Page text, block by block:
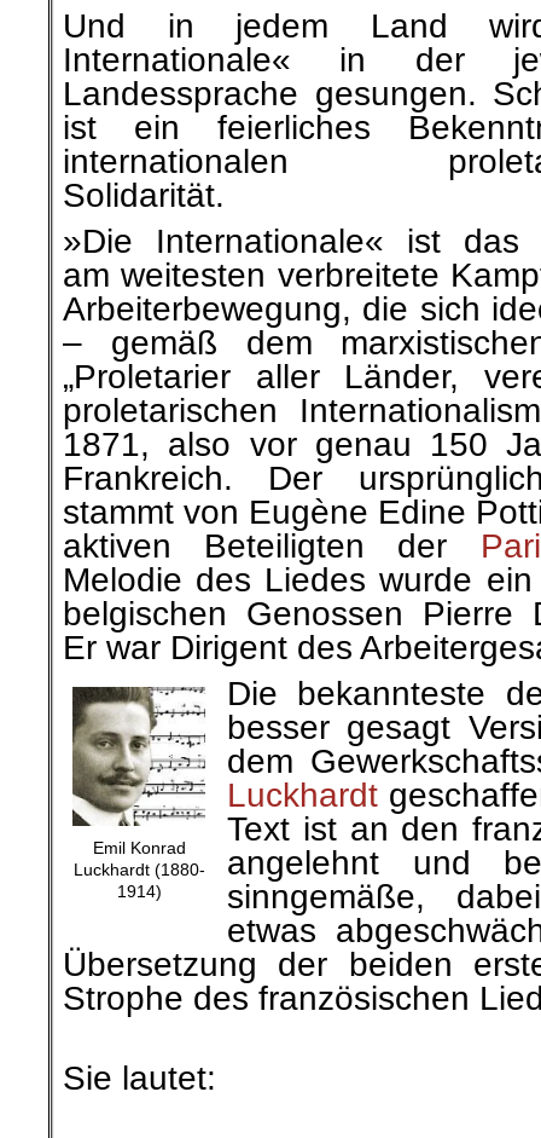
Und in jedem Land
Internationale« in der
Landessprache gesungen.
ist ein feierliches
internationalen
Solidarität.
»Die Internationale« ist das
am weitesten verbreitete
Arbeiterbewegung, die sich
– gemäß dem
„Proletarier aller Länder,
proletarischen
1871, also vor genau 150
Frankreich. Der
stammt von Eugène Edine
aktiven Beteiligten der
Melodie des Liedes wurde
belgischen Genossen Pierre
Er war Dirigent des
Emil Konrad
Luckhardt (1880-
1914)
Die bekannteste
besser gesagt
dem
Luckhardt
Text ist an den
angelehnt und
sinngemäße,
etwas
Übersetzung der beiden
Strophe des französischen
Sie lautet: